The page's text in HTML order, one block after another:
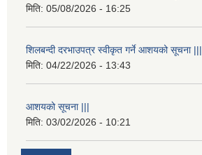
मिति: 05/08/2026 - 16:25
शिलबन्दी दरभाउपत्र स्वीकृत गर्ने आशयको सूचना |||
मिति: 04/22/2026 - 13:43
आशयको सूचना |||
मिति: 03/02/2026 - 10:21